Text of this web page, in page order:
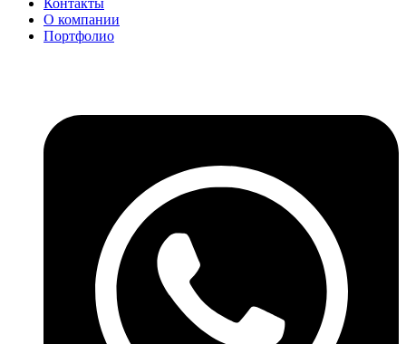
Контакты
О компании
Портфолио